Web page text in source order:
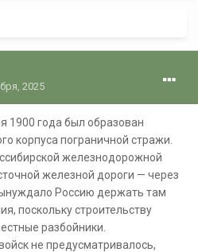
2025
1900 года был образован
корпуса пограничной стражи.
железнодорожной
железной дороги — через
Россию держать там
поскольку строительству
разбойники.
не предусматривалось,